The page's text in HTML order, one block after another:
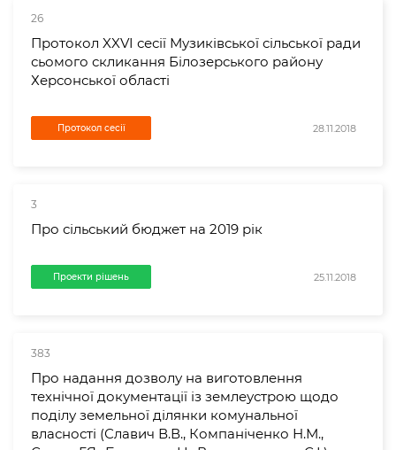
26
Протокол XXVI сесії Музиківської сільської ради
сьомого скликання Білозерського району
Херсонської області
Протокол сесії 28.11.2018
3
Про сільський бюджет на 2019 рік
Проекти рішень 25.11.2018
383
Про надання дозволу на виготовлення
технічної документації із землеустрою щодо
поділу земельної ділянки комунальної
власності (Славич В.В., Компаніченко Н.М.,